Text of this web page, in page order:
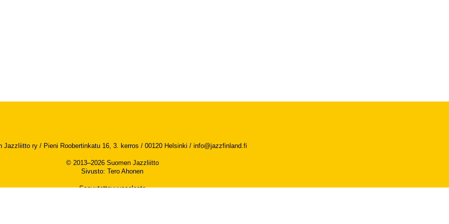
Jazzliitto ry / Pieni Roobertinkatu 16, 3. kerros / 00120 Helsinki / info@jazzfinland.fi
© 2013–2026 Suomen Jazzliitto
Sivusto: Tero Ahonen
Saavutettavuusseloste